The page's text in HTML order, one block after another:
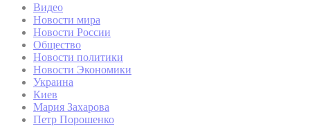
Видео
Новости мира
Новости России
Общество
Новости политики
Новости Экономики
Украина
Киев
Мария Захарова
Петр Порошенко